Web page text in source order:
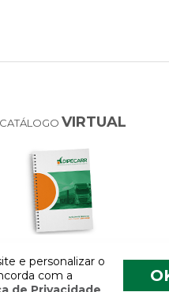
CATÁLOGO VIRTUAL
e personalizar o
com a